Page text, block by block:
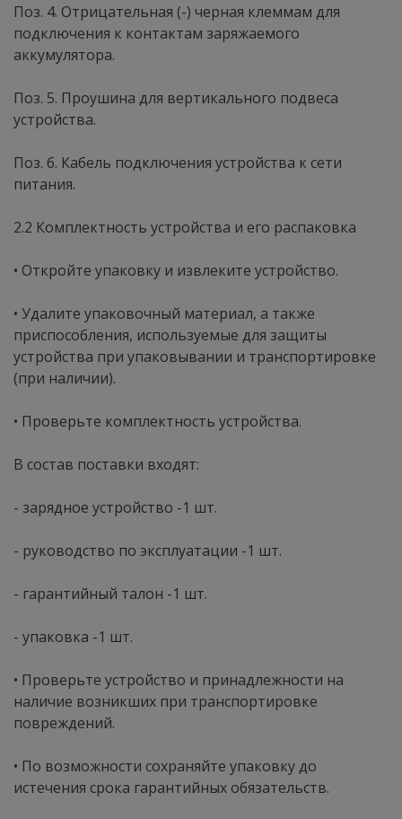
Поз. 4. Отрицательная (-) черная клеммам для
подключения к контактам заряжаемого
аккумулятора.
Поз. 5. Проушина для вертикального подвеса
устройства.
Поз. б. Кабель подключения устройства к сети
питания.
2.2 Комплектность устройства и его распаковка
• Откройте упаковку и извлеките устройство.
• Удалите упаковочный материал, а также
приспособления, используемые для защиты
устройства при упаковывании и транспортировке
(при наличии).
• Проверьте комплектность устройства.
В состав поставки входят:
- зарядное устройство -1 шт.
- руководство по эксплуатации -1 шт.
- гарантийный талон -1 шт.
- упаковка -1 шт.
• Проверьте устройство и принадлежности на
наличие возникших при транспортировке
повреждений.
• По возможности сохраняйте упаковку до
истечения срока гарантийных обязательств.